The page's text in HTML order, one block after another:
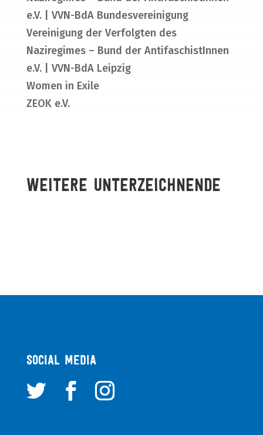
e.V. | VVN-BdA Bundesvereinigung
Vereinigung der Verfolgten des
Naziregimes – Bund der AntifaschistInnen
e.V. | VVN-BdA Leipzig
Women in Exile
ZEOK e.V.
Weitere Unterzeichnende
SOCIAL MEDIA